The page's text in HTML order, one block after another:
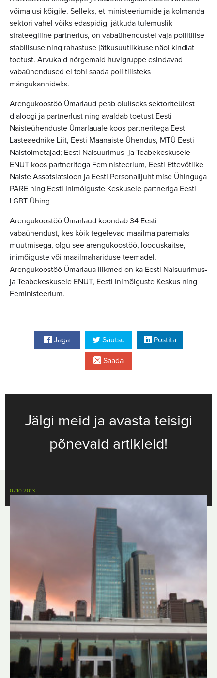
võimalusi kõigile. Selleks, et ministeeriumide ja kolmanda
sektori vahel võiks edaspidigi jätkuda tulemuslik
strateegiline partnerlus, on vabaühendustel vaja poliitilise
stabiilsuse ning rahastuse jätkusuutlikkuse näol kindlat
toetust. Arvukaid nõrgemaid huvigruppe esindavad
vabaühendused ei tohi saada poliitilisteks
mängukannideks.
Arengukoostöö Ümarlaud peab oluliseks sektoriteülest
dialoogi ja partnerlust ning avaldab toetust Eesti
Naisteühenduste Ümarlauale koos partneritega Eesti
Lasteaednike Liit, Eesti Maanaiste Ühendus, MTÜ Eesti
Naistoimetajad; Eesti Naisuurimus- ja Teabekeskusele
ENUT koos partneritega Feministeerium, Eesti Ettevõtlike
Naiste Assotsiatsioon ja Eesti Personalijuhtimise Ühinguga
PARE ning Eesti Inimõiguste Keskusele partneriga Eesti
LGBT Ühing.
Arengukoostöö Ümarlaud koondab 34 Eesti
vabaühendust, kes kõik tegelevad maailma paremaks
muutmisega, olgu see arengukoostöö, looduskaitse,
inimõiguste või maailmahariduse teemadel.
Arengukoostöö Ümarlaua liikmed on ka Eesti Naisuurimus-
ja Teabekeskusele ENUT, Eesti Inimõiguste Keskus ning
Feministeerium.
Jaga Säutsu Postita
Saada
Jälgi meid ja avasta teisigi
põnevaid artikleid!
07.10.2013